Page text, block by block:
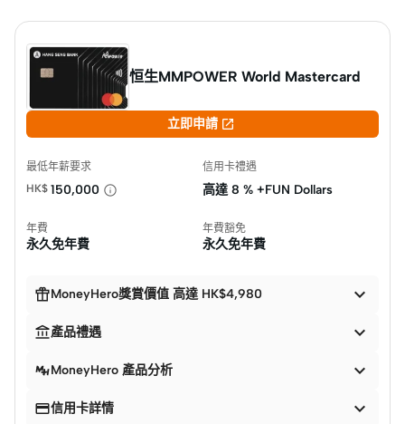
恒生MMPOWER World Mastercard
立即申請 
最低年薪要求
HK$ 150,000
信用卡禮遇
高達 8 % +FUN Dollars
年費
永久免年費
年費豁免
永久免年費
MoneyHero獎賞價值 高達 HK$4,980 
產品禮遇 
MoneyHero 產品分析 
信用卡詳情 